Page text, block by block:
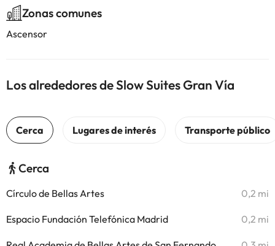
Zonas comunes
Ascensor
Los alrededores de Slow Suites Gran Vía
Cerca
Círculo de Bellas Artes 0,2 mi
Espacio Fundación Telefónica Madrid 0,2 mi